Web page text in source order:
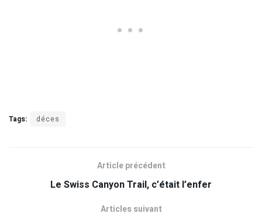
Tags: déces
Article précédent
Le Swiss Canyon Trail, c’était l’enfer
Articles suivant